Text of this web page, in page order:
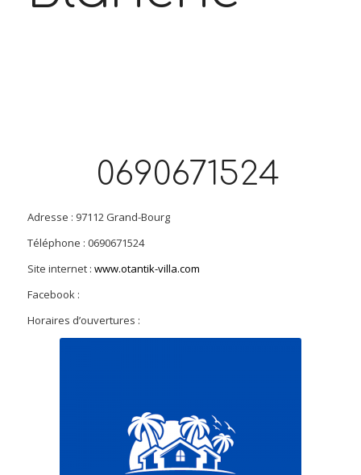
0690671524
Adresse : 97112 Grand-Bourg
Téléphone : 0690671524
Site internet : www.otantik-villa.com
Facebook :
Horaires d’ouvertures :